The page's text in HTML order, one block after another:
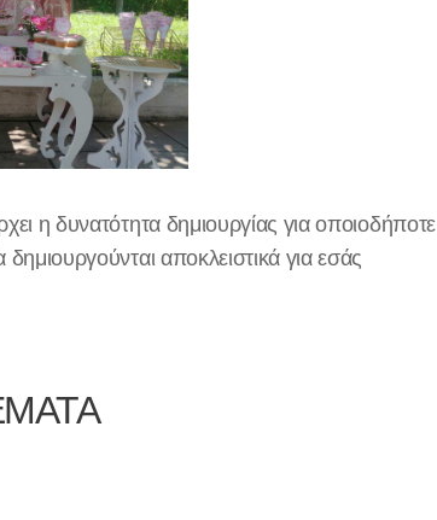
η δυνατότητα δημιουργίας για οποιοδήποτε
αποκλειστικά για εσάς